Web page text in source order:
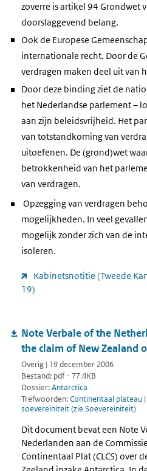
zoverre is artikel 94 Grondwet
doorslaggevend belang.
Ook de Europese
internationale recht. Door de
verdragen maken deel uit van
Door deze binding ziet de
het Nederlandse parlement –
aan zijn beleidsvrijheid. Het
van totstandkoming van
uitoefenen. De (grond)wet
betrokkenheid van het
van verdragen.
Opzegging van verdragen
mogelijkheden. In veel
mogelijk zonder zich van de
isoleren.
Kabinetsnotitie (Tweede
19)
Note Verbale of the
the claim of New Zealand
Overig | 19 december 2006
Bestand: pdf - 77.4KB
Dossier:Antarctica
Trefwoorden:Continentaal plateau |
soevereiniteit (zie Soevereiniteit)
Dit document bevat een Note
Nederlanden aan de
Continentaal Plat (CLCS) over